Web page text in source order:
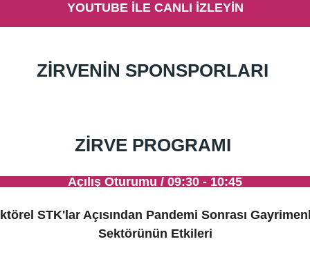
YOUTUBE İLE CANLI İZLEYİN
ZİRVENİN SPONSPORLARI
ZİRVE PROGRAMI
Açılış Oturumu / 09:30 - 10:45
STK'lar Açısından Pandemi Sonrası
Sektörünün Etkileri